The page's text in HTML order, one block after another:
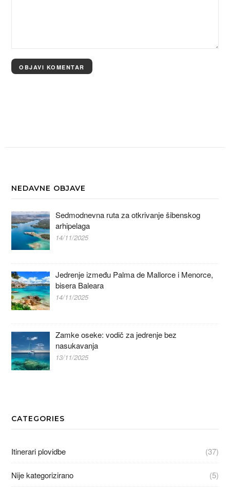
NEDAVNE OBJAVE
Sedmodnevna ruta za otkrivanje šibenskog
arhipelaga
14/11/2025
Jedrenje između Palma de Mallorce i Menorce,
bisera Baleara
14/11/2025
Zamke oseke: vodič za jedrenje bez
nasukavanja
13/11/2025
CATEGORIES
Itinerari plovidbe (37)
Nije kategorizirano (5)